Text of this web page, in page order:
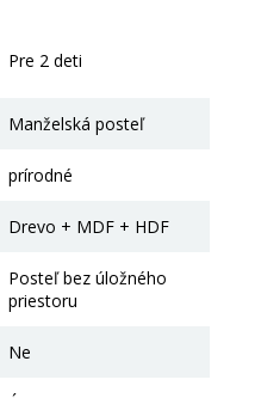
Pre 2 deti
Manželská posteľ
prírodné
Drevo + MDF + HDF
Posteľ bez úložného
priestoru
Ne